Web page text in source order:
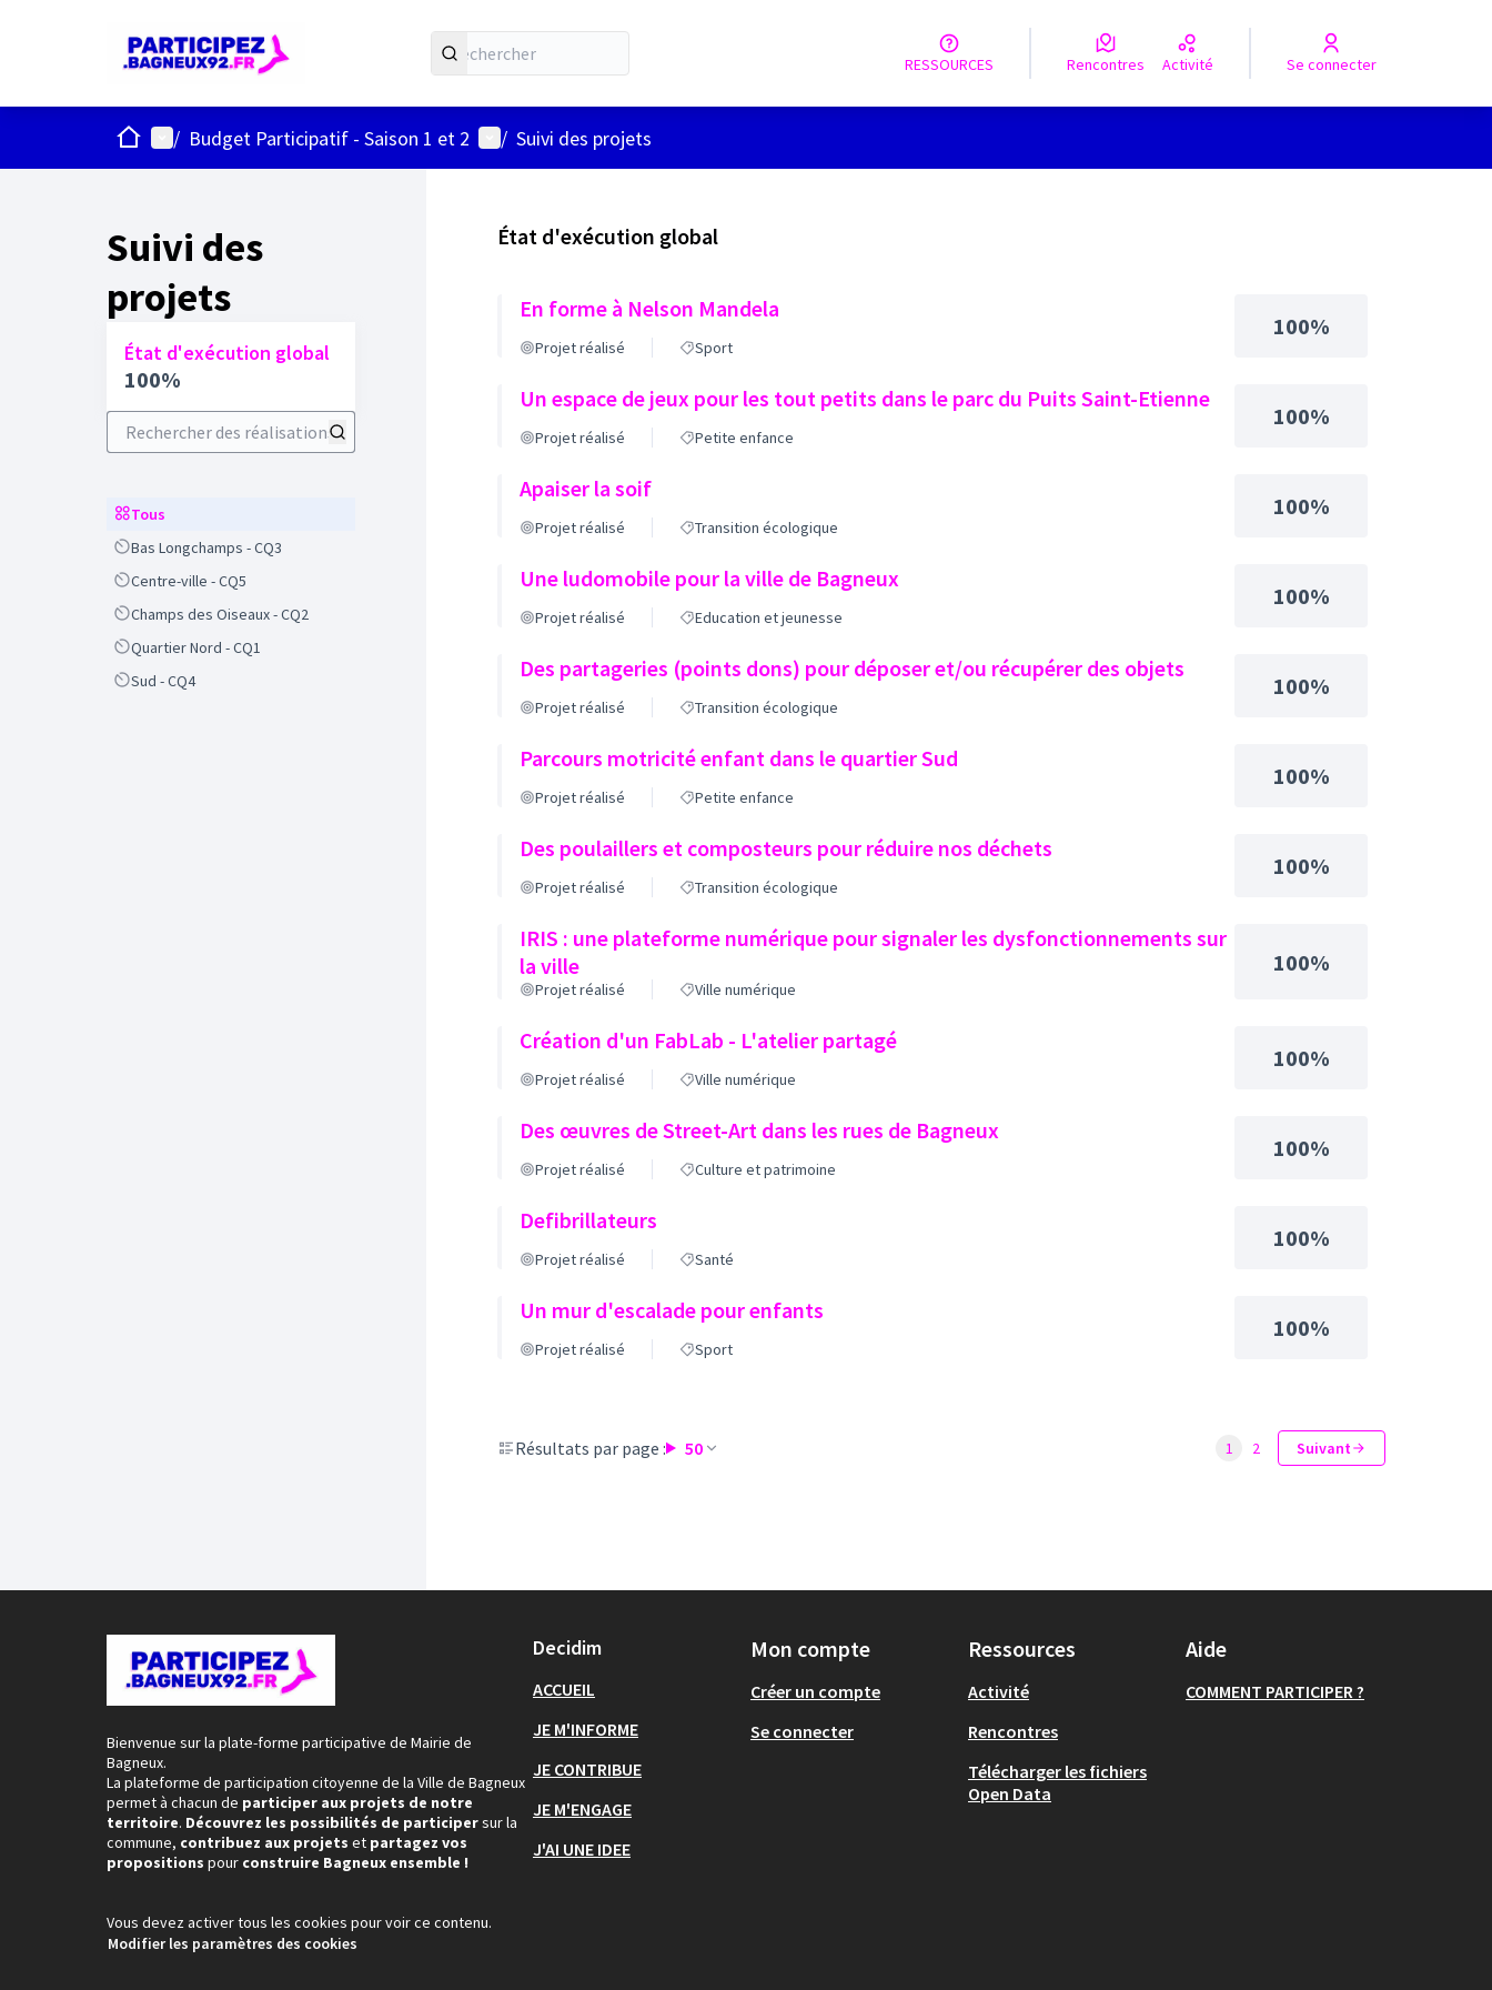
RESSOURCES Rencontres Activité Se connecter
ACCUEILMenu principal
/ Budget Participatif - Saison 1 et 2 Menu utilisateur
/ Suivi des projets
Suivi des
projets
État d'exécution global
100%
Rechercher des réalisations
ScopeTous
ScopeBas Longchamps - CQ3
ScopeCentre-ville - CQ5
ScopeChamps des Oiseaux - CQ2
ScopeQuartier Nord - CQ1
ScopeSud - CQ4
État d'exécution global
En forme à Nelson Mandela
Projet réalisé Sport
100%
Un espace de jeux pour les tout petits dans le parc du Puits Saint-Etienne
Projet réalisé Petite enfance
100%
Apaiser la soif
Projet réalisé Transition écologique
100%
Une ludomobile pour la ville de Bagneux
Projet réalisé Education et jeunesse
100%
Des partageries (points dons) pour déposer et/ou récupérer des objets
Projet réalisé Transition écologique
100%
Parcours motricité enfant dans le quartier Sud
Projet réalisé Petite enfance
100%
Des poulaillers et composteurs pour réduire nos déchets
Projet réalisé Transition écologique
100%
IRIS : une plateforme numérique pour signaler les dysfonctionnements sur
la ville
Projet réalisé Ville numérique
100%
Création d'un FabLab - L'atelier partagé
Projet réalisé Ville numérique
100%
Des œuvres de Street-Art dans les rues de Bagneux
Projet réalisé Culture et patrimoine
100%
Defibrillateurs
Projet réalisé Santé
100%
Un mur d'escalade pour enfants
Projet réalisé Sport
100%
Résultats par page : 50 1 2 Suivant
Bienvenue sur la plate-forme participative de Mairie de
Bagneux.
La plateforme de participation citoyenne de la Ville de Bagneux
permet à chacun de participer aux projets de notre
territoire. Découvrez les possibilités de participersur la
commune, contribuez aux projets et partagez vos
propositions pour construire Bagneux ensemble !
Vous devez activer tous les cookies pour voir ce contenu.
Modifier les paramètres des cookies
Decidim
ACCUEIL
JE M'INFORME
JE CONTRIBUE
JE M'ENGAGE
J'AI UNE IDEE
Mon compte
Créer un compte
Se connecter
Ressources
Activité
Rencontres
Télécharger les fichiers
Open Data
Aide
COMMENT PARTICIPER ?